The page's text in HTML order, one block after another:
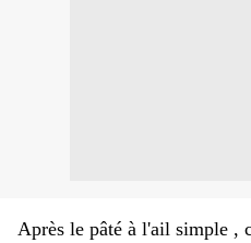
Après le pâté à l'ail simple ,